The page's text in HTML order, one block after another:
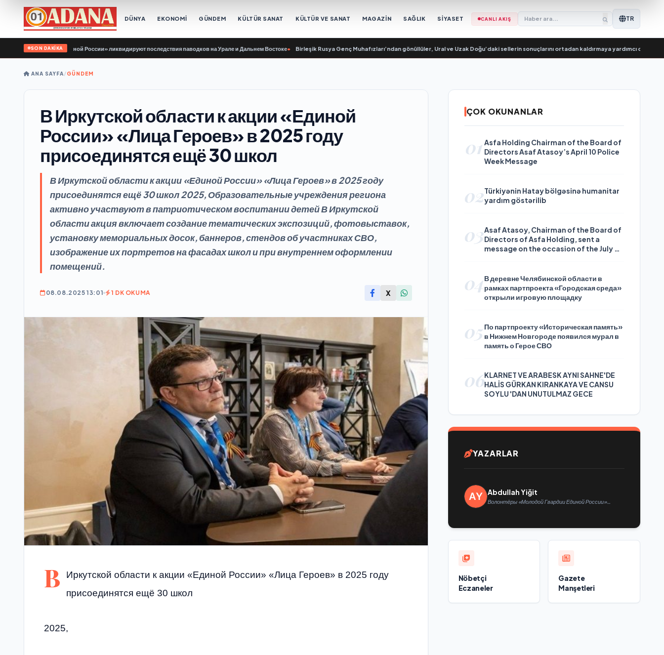
DÜNYA EKONOMİ GÜNDEM KÜLTÜR SANAT KÜLTÜR VE SANAT MAGAZİN SAĞLIK SİYASET CANLI AKIŞ TR
SON DAKİKA
Гвардии Единой России» ликвидируют последствия паводков на Урале и Дальнем Востоке• Birleşik Rusya Genç Muhafızları’ndan gönüllüler, Ural ve Uzak Doğu’daki sellerin sonuçlarını ortadan kaldırmaya yardımcı oluyor•
ANA SAYFA/GÜNDEM
В Иркутской области к акции «Единой
России» «Лица Героев» в 2025 году
присоединятся ещё 30 школ
В Иркутской области к акции «Единой России» «Лица Героев» в 2025 году
присоединятся ещё 30 школ 2025, Образовательные учреждения региона
активно участвуют в патриотическом воспитании детей В Иркутской
области акция включает создание тематических экспозиций, фотовыставок,
установку мемориальных досок, баннеров, стендов об участниках СВО,
изображение их портретов на фасадах школ и при внутреннем оформлении
помещений.
08.08.2025 13:01 1 DK OKUMA X
В
Иркутской области к акции «Единой России» «Лица Героев» в 2025 году
присоединятся ещё 30 школ
2025,
ÇOK OKUNANLAR
01 Asfa Holding Chairman of the Board of
Directors Asaf Atasoy’s April 10 Police
Week Message
02Türkiyənin Hatay bölgəsinə humanitar
yardım göstərilib
03Asaf Atasoy, Chairman of the Board of
Directors of Asfa Holding, sent a
message on the occasion of the July 24
04В деревне Челябинской области в
рамках партпроекта «Городская среда»
открыли игровую площадку
05 По партпроекту «Историческая память»
в Нижнем Новгороде появился мурал в
память о Герое СВО
06KLARNET VE ARABESK AYNI SAHNE'DE
HALİS GÜRKAN KIRANKAYA VE CANSU
SOYLU 'DAN UNUTULMAZ GECE
YAZARLAR
Abdullah Yiğit
Волонтёры «Молодой Гвардии Единой России»
Nöbetçi
Eczaneler
Gazete
Manşetleri